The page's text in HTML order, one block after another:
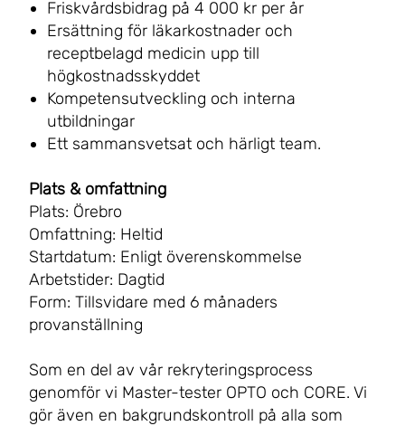
Friskvårdsbidrag på 4 000 kr per år
Ersättning för läkarkostnader och
receptbelagd medicin upp till
högkostnadsskyddet
Kompetensutveckling och interna
utbildningar
Ett sammansvetsat och härligt team.
Plats & omfattning
Plats: Örebro
Omfattning: Heltid
Startdatum: Enligt överenskommelse
Arbetstider: Dagtid
Form: Tillsvidare med 6 månaders
provanställning
Som en del av vår rekryteringsprocess
genomför vi Master-tester OPTO och CORE. Vi
gör även en bakgrundskontroll på alla som